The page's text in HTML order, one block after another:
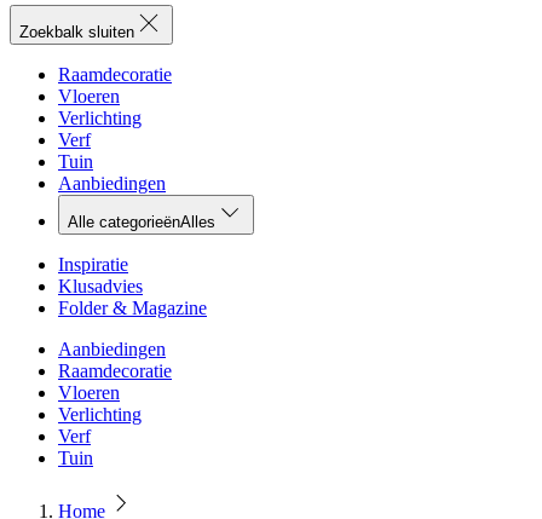
Zoekbalk sluiten
Raamdecoratie
Vloeren
Verlichting
Verf
Tuin
Aanbiedingen
Alle categorieënAlles
Inspiratie
Klusadvies
Folder & Magazine
Aanbiedingen
Raamdecoratie
Vloeren
Verlichting
Verf
Tuin
Home